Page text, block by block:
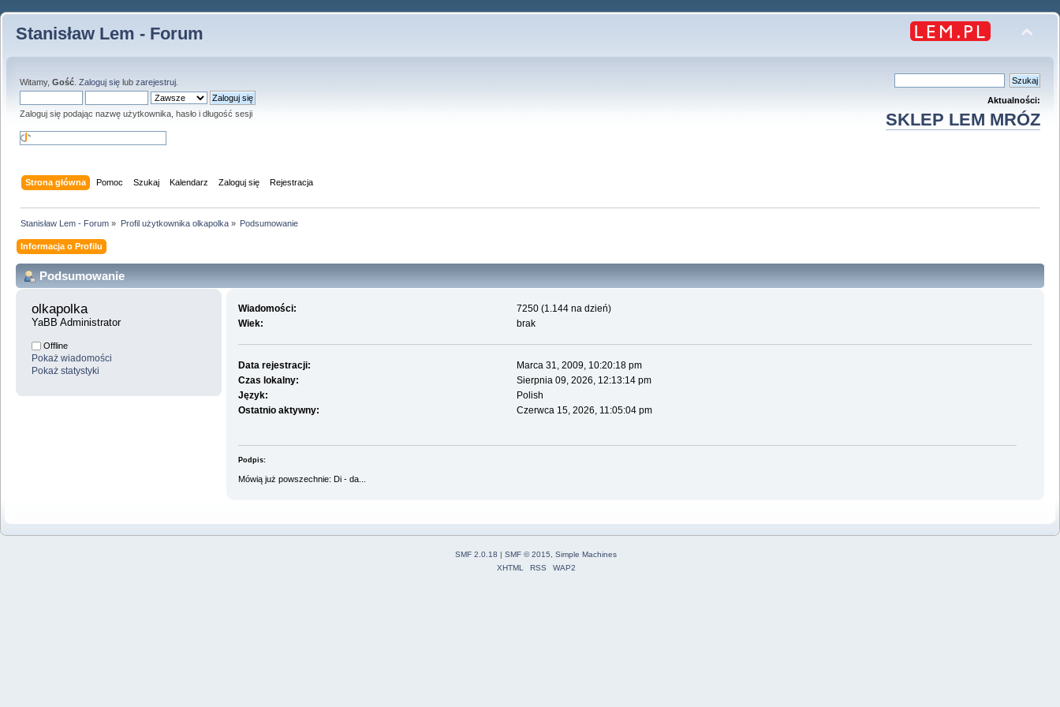
Stanisław Lem - Forum
Witamy, Gość Zaloguj się lub zarejestruj
Zaloguj się podając nazwę użytkownika, hasło i długość sesji
Aktualności:
SKLEP LEM MRÓZ
Strona główna Pomoc Szukaj Kalendarz Zaloguj się Rejestracja
Stanisław Lem - Forum » Profil użytkownika olkapolka» Podsumowanie
Informacja o Profilu
Podsumowanie
olkapolka
YaBB Administrator
Offline
Pokaż wiadomości
Pokaż statystyki
Wiadomości:
7250 (1.144 na dzień)
Wiek:
brak
Data rejestracji:
Marca 31, 2009, 10:20:18 pm
Czas lokalny:
Sierpnia 09, 2026, 12:13:14 pm
Język:
Polish
Ostatnio aktywny:
Czerwca 15, 2026, 11:05:04 pm
Podpis:
Mówią już powszechnie: Di - da...
SMF 2.0.18 | SMF © 2015
Simple Machines
XHTML
RSS WAP2